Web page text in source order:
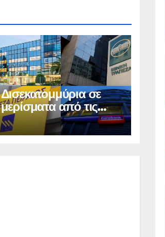
Δισεκατομμύρια σε
μερίσματα από τις
τράπεζες